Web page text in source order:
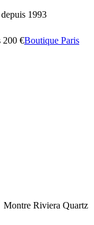
1993
200 €Boutique Paris
Montre Riviera Quartz